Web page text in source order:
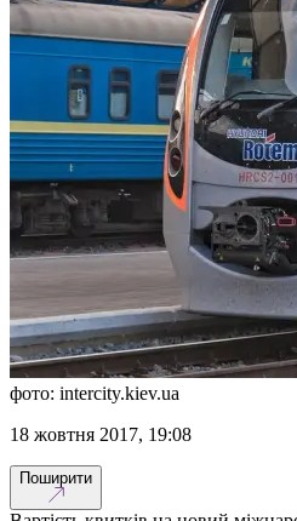
фото: intercity.kiev.ua
18 жовтня 2017, 19:08
Поширити